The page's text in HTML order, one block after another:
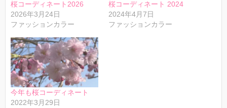
桜コーディネート2026
2026年3月24日
ファッションカラー
桜コーディネート 2024
2024年4月7日
ファッションカラー
今年も桜コーディネート
2022年3月29日